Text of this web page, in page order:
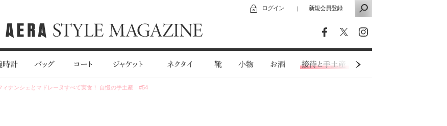
ログイン ｜ 新規会員登録
時計 バッグ コート ジャケット ネクタイ 靴 小物 お酒 接待と手土産
ィナンシェとマドレーヌすべて実食！ 自慢の手土産 #54